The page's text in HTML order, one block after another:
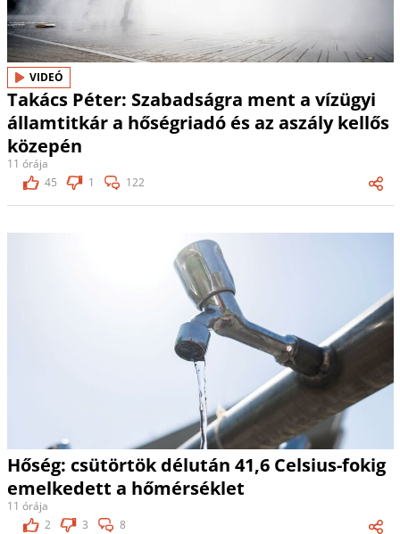
VIDEÓ
Takács Péter: Szabadságra ment a vízügyi
államtitkár a hőségriadó és az aszály kellős
közepén
11 órája
45
1 122
Hőség: csütörtök délután 41,6 Celsius-fokig
emelkedett a hőmérséklet
11 órája
2
3 8